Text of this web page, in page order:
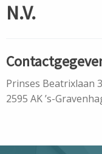
N.V.
Prinses Beatrixlaan
2595 AK ’s-